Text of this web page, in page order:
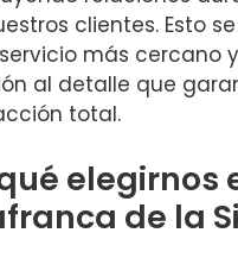
clientes. Esto
más cercano
al detalle que
total.
elegirnos
de la